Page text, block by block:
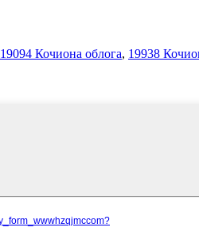
19094 Кочиона облога, 19938